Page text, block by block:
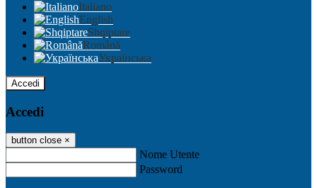
Italiano
English
Shqiptare
Română
Українська
Accedi
Accedi
button close ×
Nome Utente
Password